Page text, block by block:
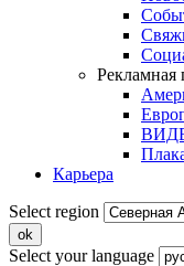
Рекламная
Карьера
Select region
Select your language